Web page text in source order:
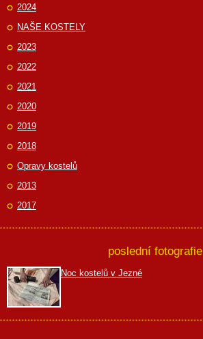
2024
NAŠE KOSTELY
2023
2022
2021
2020
2019
2018
Opravy kostelů
2013
2017
poslední fotografie
Noc kostelů v Jezné